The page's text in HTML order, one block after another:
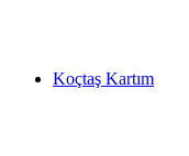
Koçtaş Kartım